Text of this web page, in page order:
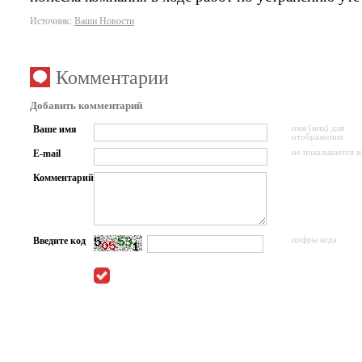
Источник: Ваши Новости
Комментарии
Добавить комментарий
Ваше имя
имя (ник) для
отображения
E-mail не показывается
Комментарий
Введите код цифры кода